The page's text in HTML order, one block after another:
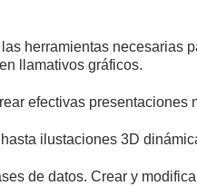
herramientas necesarias
llamativos gráficos.
efectivas presentaciones
ilustaciones 3D
de datos. Crear y